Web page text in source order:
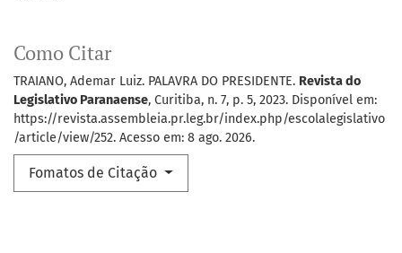
Como Citar
TRAIANO, Ademar Luiz. PALAVRA DO PRESIDENTE. Revista do
Legislativo Paranaense, Curitiba, n. 7, p. 5, 2023. Disponível em:
https://revista.assembleia.pr.leg.br/index.php/escolalegislativo
/article/view/252. Acesso em: 8 ago. 2026.
Fomatos de Citação